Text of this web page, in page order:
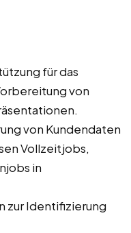
für das
von
von Kundendaten
Vollzeitjobs,
in
zur Identifizierung